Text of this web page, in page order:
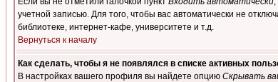
учетной записью. Для того, чтобы вас автоматически не
библиотеке, интернет-кафе, университете и т.д.
Вернуться к началу
Как сделать, чтобы я не появлялся в списке активных
В настройках вашего профиля вы найдете опцию Скрывать